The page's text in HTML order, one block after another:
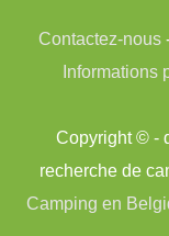
Contactez-nous
Informations
Copyright © -
recherche de
Camping en